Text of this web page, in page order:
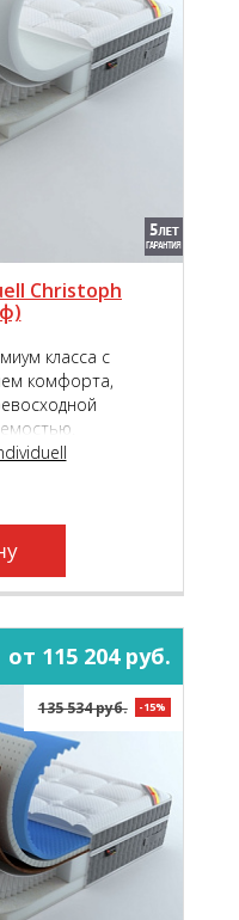
Christoph
класса с
комфорта,
от 115 204 руб.
135 534 руб. -15%